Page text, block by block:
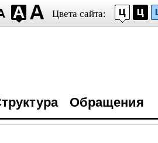
Цвета сайта:
Обращения